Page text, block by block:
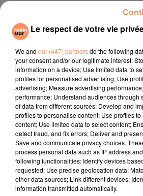
rassemblements de toute la
boit, on s’amuse, on donne
s’embrasse parce que c’est Noël
sont particulièrement
l'infectiologue. Selon elle, il
plus petit nombre, avec des
ou carrément les reporter les
juillet-août, quand il fait beau.
une grande fête dans votre jardin".
fil actus
4 juillet 2022
Radio Star Live avec Dadju
27 juin 2022
Marseille : une application
Le respect de votre vie
We and our (447) partnersdo the following
your consent and/or our legitimate interest:
information on a device; Use limited data to
profiles for personalised advertising; Use
advertising; Measure advertising
performance; Understand audiences through
of data from different sources; Develop and
profiles to personalise content; Use profiles
content; Use limited data to select content;
detect fraud, and fix errors; Deliver and
Save and communicate privacy choices.
process personal data such as IP address
following functionalities: Identify devices
requested; Use precise geolocation data;
other data sources; Link different devices;
information transmitted automatically.